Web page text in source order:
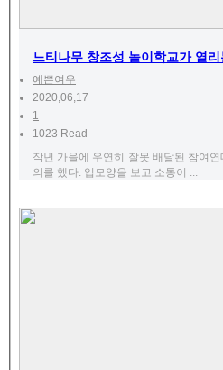
느티나무 창조성 놀이학교가 열
예쁜여우
2020,06,17
1
1023 Read
작년 가을에 우연히 잘못 배달된 참여
의를 했다. 입모양을 보고 소통이 ...